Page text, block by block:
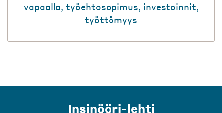
vapaalla, työehtosopimus, investoinnit,
työttömyys
Insinööri-lehti